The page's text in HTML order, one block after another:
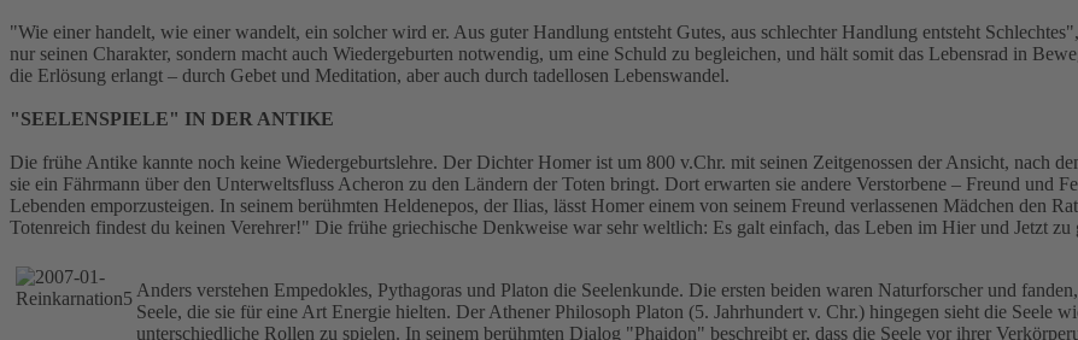
"Wie einer handelt, wie einer wandelt, ein solcher wird er. Aus guter Handlung entsteht Gutes, aus schlechter Handlung entsteht
nur seinen Charakter, sondern macht auch Wiedergeburten notwendig, um eine Schuld zu begleichen, und hält somit das Lebensrad in
die Erlösung erlangt – durch Gebet und Meditation, aber auch durch tadellosen Lebenswandel.
"SEELENSPIELE" IN DER ANTIKE
Die frühe Antike kannte noch keine Wiedergeburtslehre. Der Dichter Homer ist um 800 v.Chr. mit seinen Zeitgenossen der Ansicht, nach
sie ein Fährmann über den Unterweltsfluss Acheron zu den Ländern der Toten bringt. Dort erwarten sie andere Verstorbene – Freund und
Lebenden emporzusteigen. In seinem berühmten Heldenepos, der Ilias, lässt Homer einem von seinem Freund verlassenen Mädchen den
Totenreich findest du keinen Verehrer!" Die frühe griechische Denkweise war sehr weltlich: Es galt einfach, das Leben im Hier und Jetzt zu
Anders verstehen Empedokles, Pythagoras und Platon die Seelenkunde. Die ersten beiden waren Naturforscher und
Seele, die sie für eine Art Energie hielten. Der Athener Philosoph Platon (5. Jahrhundert v. Chr.) hingegen sieht die Seele
unterschiedliche Rollen zu spielen. In seinem berühmten Dialog "Phaidon" beschreibt er, dass die Seele vor ihrer